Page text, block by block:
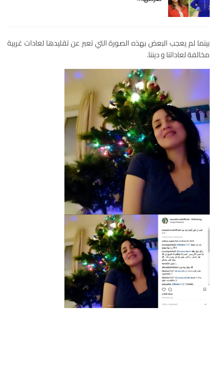
بينما لم يعجب البعض بهذه الصورة التي تعبر عن تقليدها لعادات غربية
مخالفة لعاداتنا و ديننا.